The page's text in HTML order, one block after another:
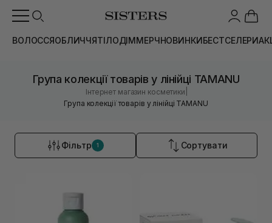
ВОЛОССЯОБЛИЧЧЯТІЛОДІММЕРЧНОВИНКИБЕСТСЕЛЕРИ
Група колекції товарів у лінійці TAMANU
Інтернет магазин косметики
Група колекції товарів у лінійці TAMANU
Фільтр 1 Сортувати